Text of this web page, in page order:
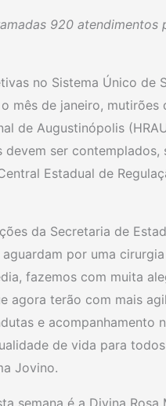
920 atendimentos
no Sistema Único de
mês de janeiro,
de Augustinópolis
ser
Estadual de
da Secretaria de
por uma
fazemos com muita
agora terão com mais
e acompanhamento
de vida para todos
Jovino.
semana é a Divina